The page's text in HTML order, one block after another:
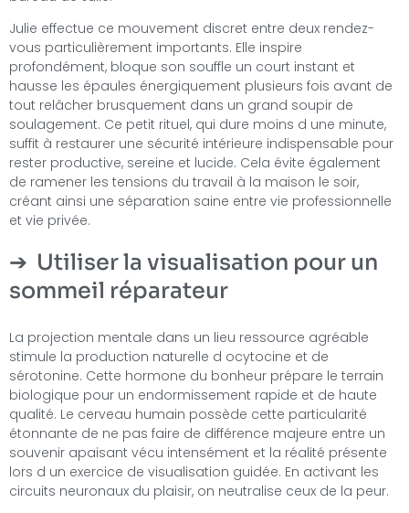
Julie effectue ce mouvement discret entre deux rendez-
vous particulièrement importants. Elle inspire
profondément, bloque son souffle un court instant et
hausse les épaules énergiquement plusieurs fois avant de
tout relâcher brusquement dans un grand soupir de
soulagement. Ce petit rituel, qui dure moins d une minute,
suffit à restaurer une sécurité intérieure indispensable pour
rester productive, sereine et lucide. Cela évite également
de ramener les tensions du travail à la maison le soir,
créant ainsi une séparation saine entre vie professionnelle
et vie privée.
Utiliser la visualisation pour un
sommeil réparateur
La projection mentale dans un lieu ressource agréable
stimule la production naturelle d ocytocine et de
sérotonine. Cette hormone du bonheur prépare le terrain
biologique pour un endormissement rapide et de haute
qualité. Le cerveau humain possède cette particularité
étonnante de ne pas faire de différence majeure entre un
souvenir apaisant vécu intensément et la réalité présente
lors d un exercice de visualisation guidée. En activant les
circuits neuronaux du plaisir, on neutralise ceux de la peur.